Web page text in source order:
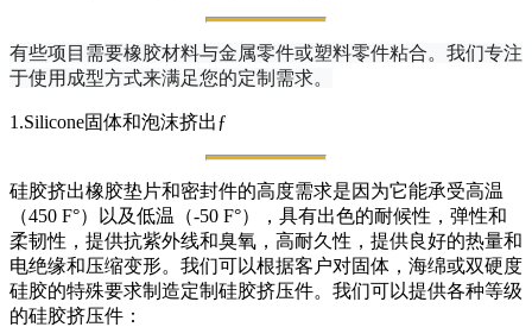
有些项目需要橡胶材料与金属零件或塑料零件粘合。我们专注
于使用成型方式来满足您的定制需求。
1.Silicone固体和泡沫挤出ƒ
硅胶挤出橡胶垫片和密封件的高度需求是因为它能承受高温
（450 F°）以及低温（-50 F°），具有出色的耐候性，弹性和
柔韧性，提供抗紫外线和臭氧，高耐久性，提供良好的热量和
电绝缘和压缩变形。我们可以根据客户对固体，海绵或双硬度
硅胶的特殊要求制造定制硅胶挤压件。我们可以提供各种等级
的硅胶挤压件：